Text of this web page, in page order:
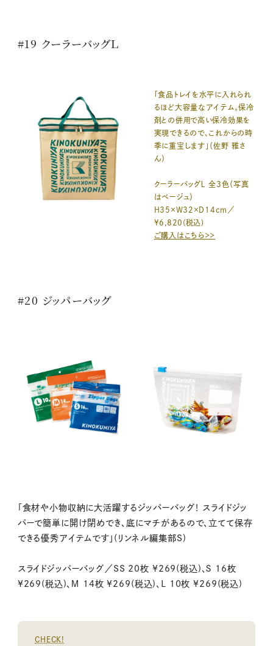
#19 クーラーバッグＬ
「食品トレイを水平に入れられ
るほど大容量なアイテム。保冷
剤との併用で高い保冷効果を
実現できるので、これからの時
季に重宝します」（佐野 雅さ
ん）
クーラーバッグＬ 全3色（写真
はベージュ）
H35×W32×D14cm／
¥6,820(税込)
ご購入はこちら＞＞
#20 ジッパーバッグ
「食材や小物収納に大活躍するジッパーバッグ！ スライドジッ
パーで簡単に開け閉めでき、底にマチがあるので、立てて保存
できる優秀アイテムです」(リンネル編集部S)
スライドジッパーバッグ／SS 20枚 ¥269(税込)、Ｓ 16枚
¥269(税込)、Ｍ 14枚 ¥269(税込)、Ｌ 10枚 ¥269(税込)
CHECK!